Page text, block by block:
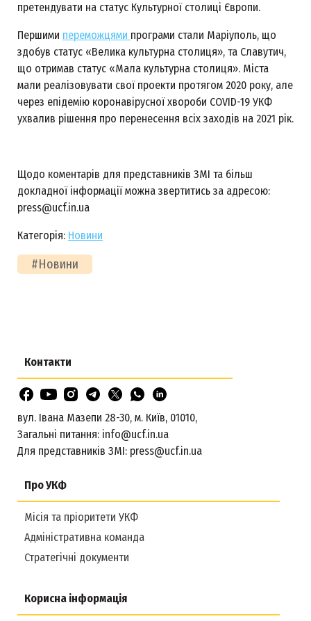
претендувати на статус Культурної столиці Європи.
Першими переможцями програми стали Маріуполь, що
здобув статус «Велика культурна столиця», та Славутич,
що отримав статус «Мала культурна столиця». Міста
мали реалізовувати свої проекти протягом 2020 року, але
через епідемію коронавірусної хвороби COVID-19 УКФ
ухвалив рішення про перенесення всіх заходів на 2021 рік.
Щодо коментарів для представників ЗМІ та більш
докладної інформації можна звертитись за адресою:
press@ucf.in.ua
Категорія: Новини
#Новини
Про УКФ
Місія та пріоритети УКФ
Адміністративна команда
Стратегічні документи
Корисна інформація
Контакти
вул. Івана Мазепи 28-30, м. Київ, 01010,
Загальні питання: info@ucf.in.ua
Для представників ЗМІ: press@ucf.in.ua